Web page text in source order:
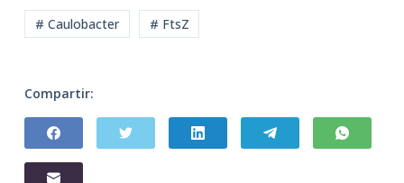
# Caulobacter # FtsZ
Compartir: